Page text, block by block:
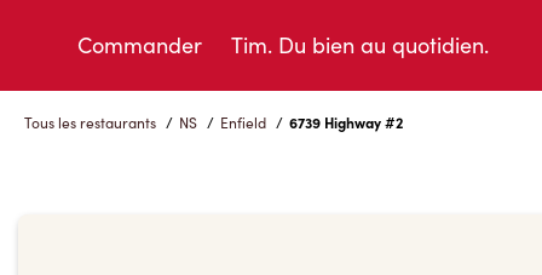
Commander Tim. Du bien au quotidien.
Tous les restaurants / NS / Enfield / 6739 Highway #2